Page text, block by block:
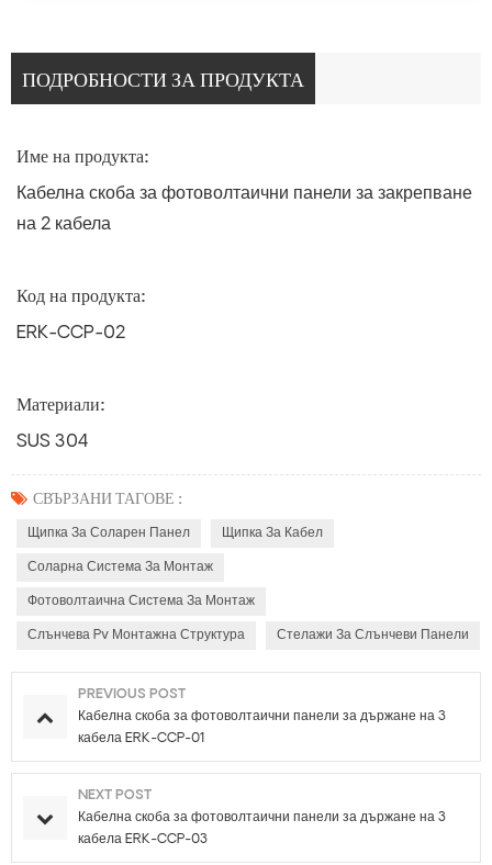
ПОДРОБНОСТИ ЗА ПРОДУКТА
Име на продукта:
Кабелна скоба за фотоволтаични панели за закрепване
на 2 кабела
Код на продукта:
ERK-CCP-02
Материали:
SUS 304
СВЪРЗАНИ ТАГОВЕ :
Щипка За Соларен Панел Щипка За Кабел
Соларна Система За Монтаж
Фотоволтаична Система За Монтаж
Слънчева Pv Монтажна Структура Стелажи За Слънчеви Панели
PREVIOUS POST
Кабелна скоба за фотоволтаични панели за държане на 3
кабела ERK-CCP-01
NEXT POST
Кабелна скоба за фотоволтаични панели за държане на 3
кабела ERK-CCP-03